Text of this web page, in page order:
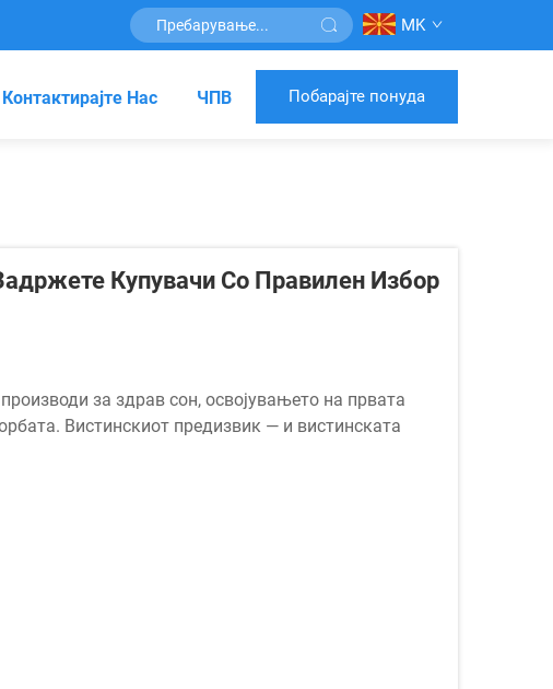
MK
Контактирајте Нас ЧПВ Побарајте понуда
Купувачи Со Правилен Избор
за здрав сон, освојувањето на првата
Вистинскиот предизвик — и вистинската
купувач во лојален, повторувачки